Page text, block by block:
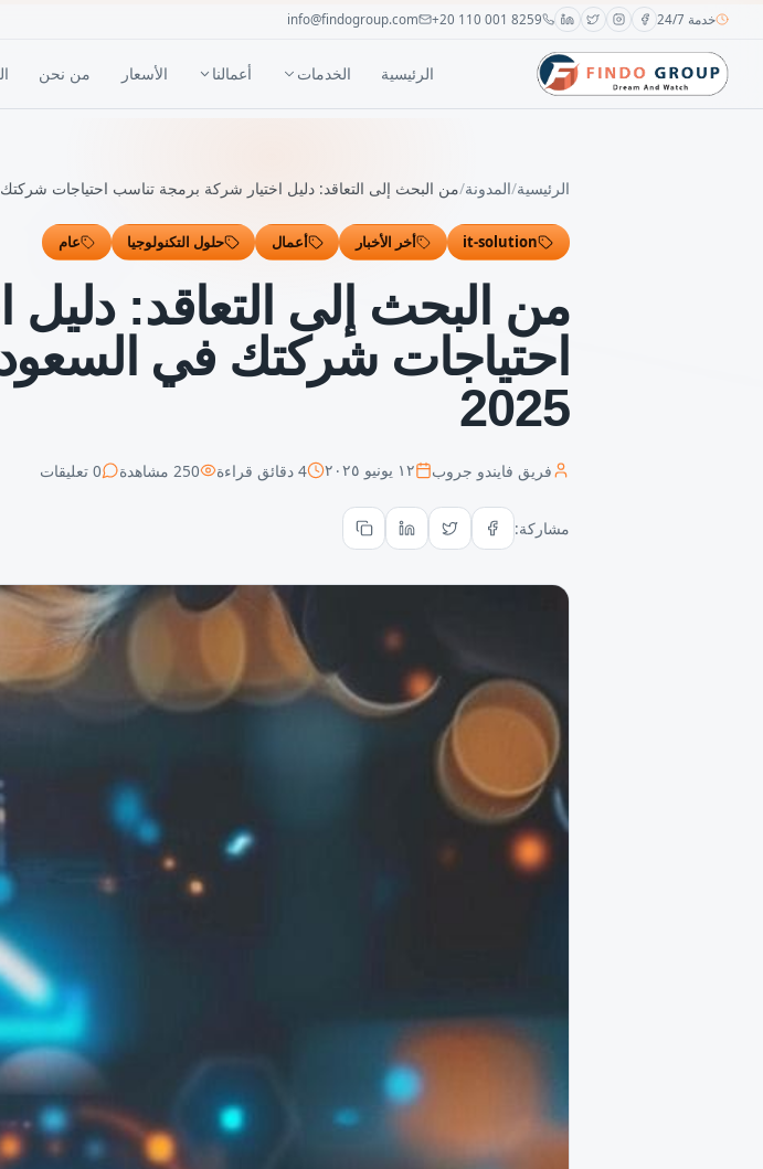
خدمة 24/7 +20 110 001 8259
info@findogroup.com
الرئيسية الخدمات أعمالنا الأسعار من نحن
الرئيسية/المدونة/من البحث إلى التعاقد: دليل اختيار شركة برمجة تناسب احتياجات شركتك
it-solution أخر الأخبار أعمال حلول التكنولوجيا عام
من البحث إلى التعاقد:
احتياجات شركتك في
2025
فريق فايندو جروب ١٢ يونيو ٢٠٢٥ 4دقائق قراءة 250 مشاهدة 0تعليقات
مشاركة: